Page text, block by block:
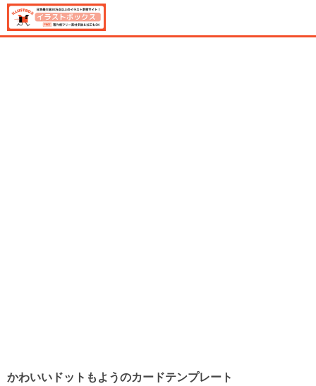
かわいいドットもようのカードテンプレート